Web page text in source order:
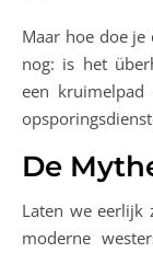
Maar hoe doe
nog: is het
een kruimelpad
De
Laten we eerlijk
moderne